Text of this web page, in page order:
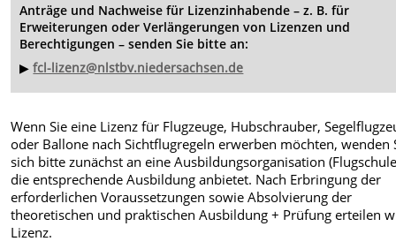
Anträge und Nachweise für Lizenzinhabende – z. B. für
Erweiterungen oder Verlängerungen von Lizenzen und
Berechtigungen – senden Sie bitte an:
▶fcl-lizenz@nlstbv.niedersachsen.de
Wenn Sie eine Lizenz für Flugzeuge, Hubschrauber,
oder Ballone nach Sichtflugregeln erwerben möchten, wenden
sich bitte zunächst an eine Ausbildungsorganisation
die entsprechende Ausbildung anbietet. Nach Erbringung der
erforderlichen Voraussetzungen sowie Absolvierung der
theoretischen und praktischen Ausbildung + Prüfung erteilen
Lizenz.